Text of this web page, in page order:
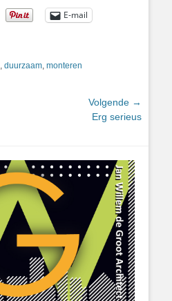
E-mail
duurzaam monteren
Volgende →
Erg serieus